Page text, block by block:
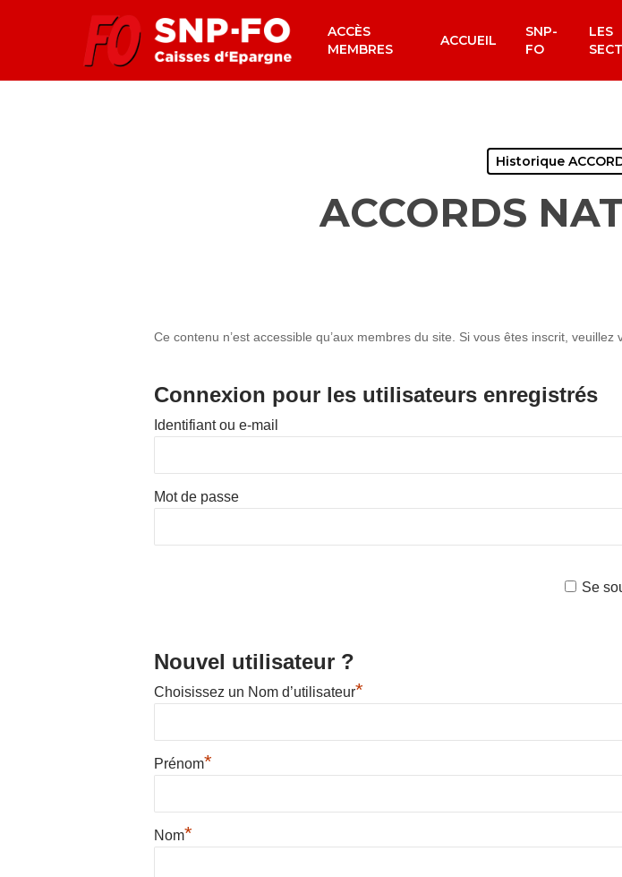
content
Hit enter to search or ESC to close
ACCÈS
MEMBRES
ACCUEIL
SNP-
FO
LES
Historique
ACCORDS
Ce contenu n’est accessible qu’aux membres du site. Si vous êtes inscrit,
Connexion pour les utilisateurs enregistrés
Identifiant ou e-mail
Mot de passe
Se
Nouvel utilisateur ?
Choisissez un Nom d’utilisateur*
Prénom*
Nom*